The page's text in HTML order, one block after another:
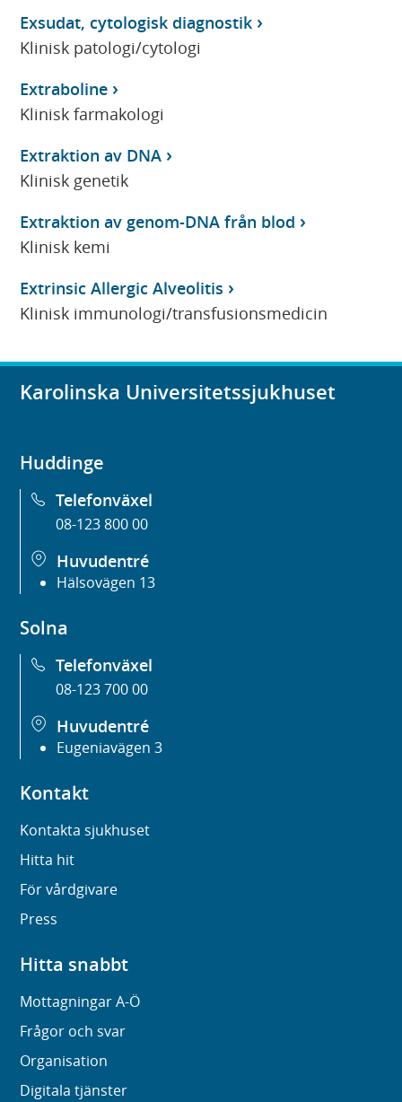
Exsudat, cytologisk diagnostik
Klinisk patologi/cytologi
Extraboline
Klinisk farmakologi
Extraktion av DNA
Klinisk genetik
Extraktion av genom-DNA från blod
Klinisk kemi
Extrinsic Allergic Alveolitis
Klinisk immunologi/transfusionsmedicin
Karolinska Universitetssjukhuset
Huddinge
Telefonväxel
08-123 800 00
Huvudentré
Hälsovägen 13
Solna
Telefonväxel
08-123 700 00
Huvudentré
Eugeniavägen 3
Kontakt
Kontakta sjukhuset
Hitta hit
För vårdgivare
Press
Hitta snabbt
Mottagningar A-Ö
Frågor och svar
Organisation
Digitala tjänster